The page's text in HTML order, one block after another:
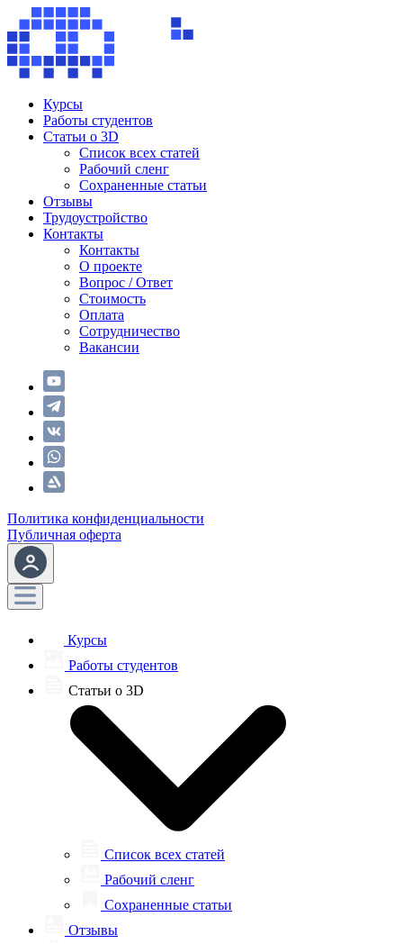
Курсы
Работы студентов
Статьи о 3D
Список всех статей
Рабочий сленг
Сохраненные статьи
Отзывы
Трудоустройство
Контакты
Контакты
О проекте
Вопрос / Ответ
Стоимость
Оплата
Сотрудничество
Вакансии
Политика конфиденциальности
Публичная оферта
Курсы
Работы студентов
Статьи о 3D
Список всех статей
Рабочий сленг
Сохраненные статьи
Отзывы